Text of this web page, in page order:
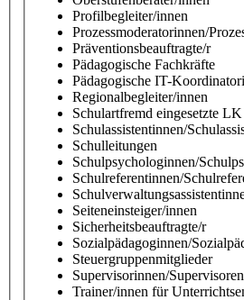
Profilbegleiter/innen
Prozessmoderatorinnen/
Präventionsbeauftragte/r
Pädagogische Fachkräfte
Pädagogische IT-
Regionalbegleiter/innen
Schulartfremd eingesetzte LK
Schulassistentinnen/
Schulleitungen
Schulpsychologinnen/
Schulreferentinnen/
Seiteneinsteiger/innen
Sicherheitsbeauftragte/r
Sozialpädagoginnen/
Steuergruppenmitglieder
Supervisorinnen/Supervisoren
Trainer/innen für